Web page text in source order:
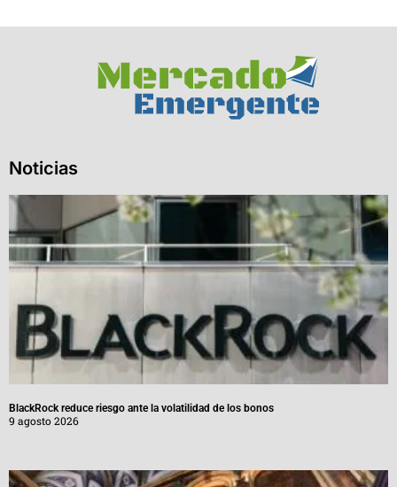
Noticias
BlackRock reduce riesgo ante la volatilidad de los bonos
9 agosto 2026